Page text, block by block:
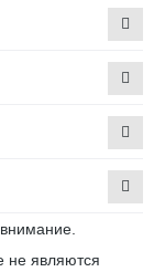
не являются